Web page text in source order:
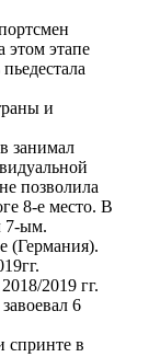
этом этапе
и
занимал
позволила
8-е место. В
7-ым.
(Германия).
2019 гг.
6
спринте в